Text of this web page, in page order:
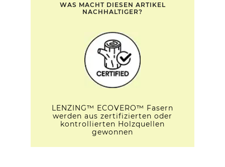
WAS MACHT DIESEN ARTIKEL
NACHHALTIGER?
LENZING™ ECOVERO™ Fasern
werden aus zertifizierten oder
kontrollierten Holzquellen
gewonnen